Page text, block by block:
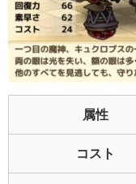
属性
コスト